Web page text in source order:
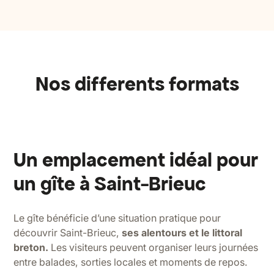
Nos differents formats
Un emplacement idéal pour
un gîte à Saint-Brieuc
Le gîte bénéficie d’une situation pratique pour
découvrir Saint-Brieuc,ses alentours et le littoral
breton. Les visiteurs peuvent organiser leurs journées
entre balades, sorties locales et moments de repos.